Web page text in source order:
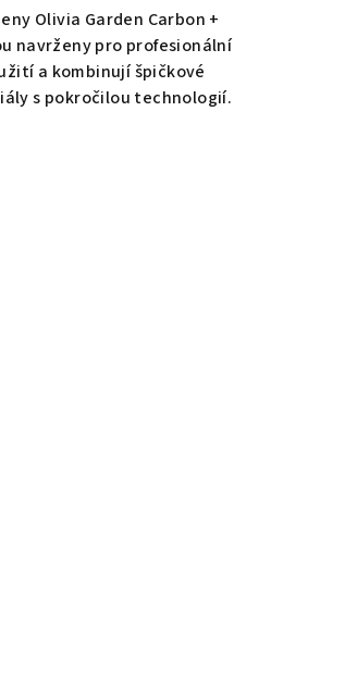
Olivia Garden Carbon +
navrženy pro profesionální
a kombinují špičkové
s pokročilou technologií.